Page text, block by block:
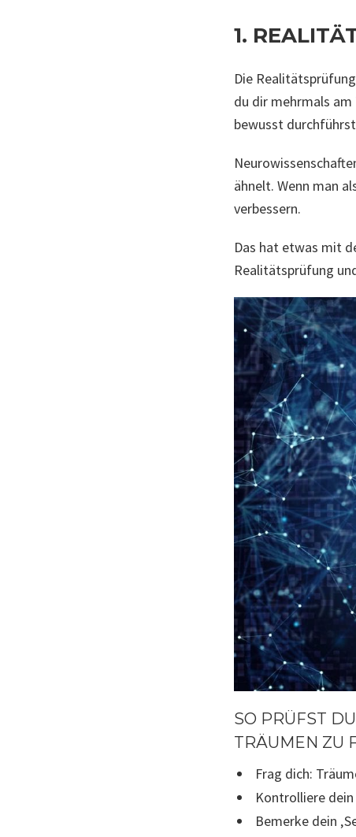
1.
Die
du dir mehrmals
bewusst
ähnelt. Wenn man
verbessern.
Das hat etwas mit
Realitätsprüfung
SO PRÜFST
TRÄUMEN ZU
Frag dich:
Kontrolliere
Bemerke dein